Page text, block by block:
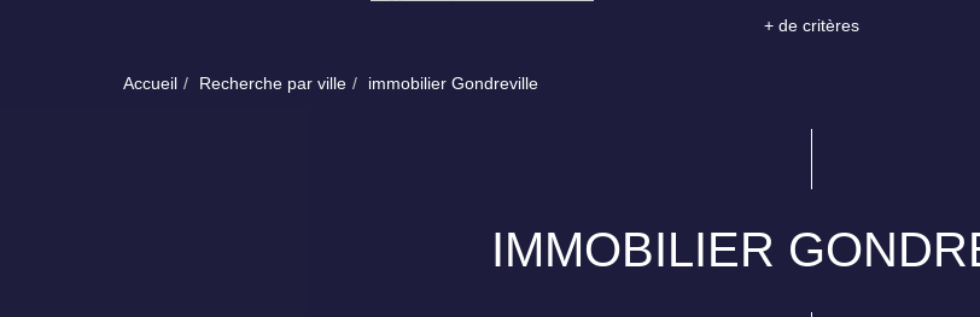
+ de critères
Accueil Recherche par ville immobilier Gondreville
IMMOBILIER